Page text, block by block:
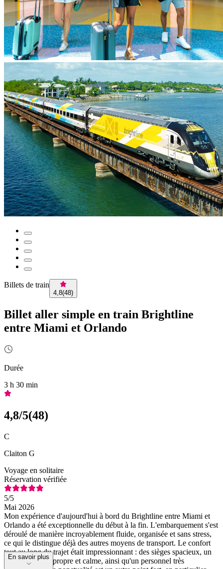
Billets de train
4,8(48)
Billet aller simple en train Brightline
entre Miami et Orlando
Durée
3 h 30 min
4,8/5(48)
C
Claiton G
Voyage en solitaire
Réservation vérifiée
5/5
Mai 2026
Mon expérience d'aujourd'hui à bord du Brightline entre Miami et
Orlando a été exceptionnelle du début à la fin. L'embarquement s'est
déroulé de manière incroyablement fluide, organisée et sans stress,
ce qui le distingue déjà des autres moyens de transport. Le confort
tout au long du trajet était impressionnant : des sièges spacieux, un
environnement propre et calme, ainsi qu'un personnel très
En savoir plus